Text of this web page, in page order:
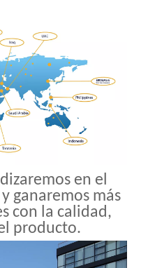
en el
ganaremos más
con la calidad,
producto.